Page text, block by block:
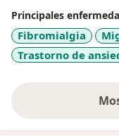
Principales
Fibromialgia
Trastorno de